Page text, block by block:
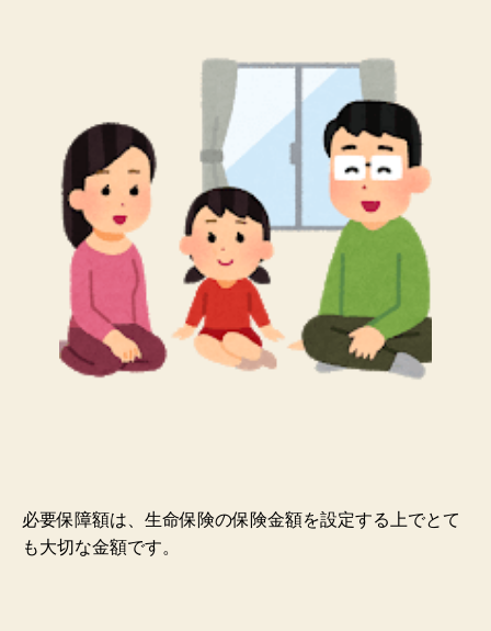
必要保障額は、生命保険の保険金額を設定する上でとて
も大切な金額です。